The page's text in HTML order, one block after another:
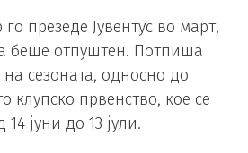
презеде Јувентус во март,
беше отпуштен. Потпиша
на сезоната, односно до
клупско првенство, кое се
јуни до 13 јули.